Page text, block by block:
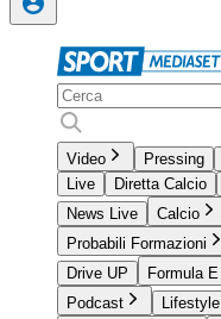
Video Pressing
Live
Diretta Calcio
News Live
Calcio
Probabili Formazioni
Drive UP
Formula E
Podcast
Lifestyle